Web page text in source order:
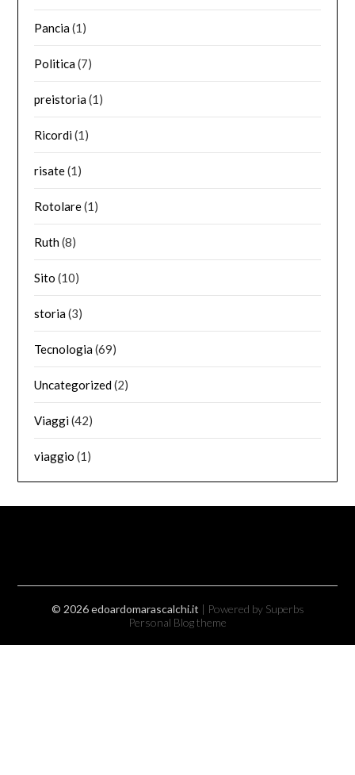
Pancia(1)
Politica(7)
preistoria(1)
Ricordi(1)
risate(1)
Rotolare(1)
Ruth(8)
Sito (10)
storia(3)
Tecnologia(69)
Uncategorized(2)
Viaggi(42)
viaggio (1)
© 2026 edoardomarascalchi.it | Powered by Superbs
Personal Blog theme